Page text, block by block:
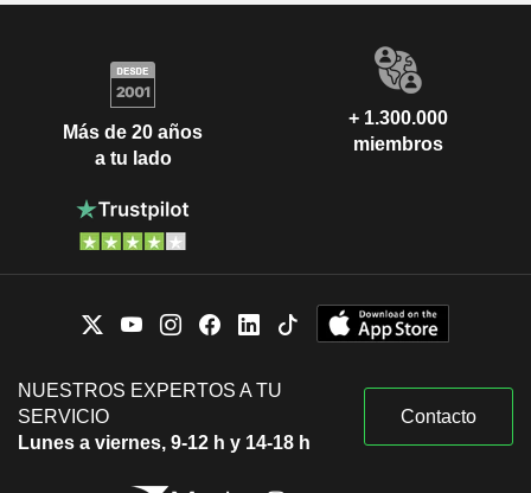
Más de 20 años
a tu lado
+ 1.300.000
miembros
NUESTROS EXPERTOS A TU
SERVICIO
Lunes a viernes, 9-12 h y 14-18 h
Contacto